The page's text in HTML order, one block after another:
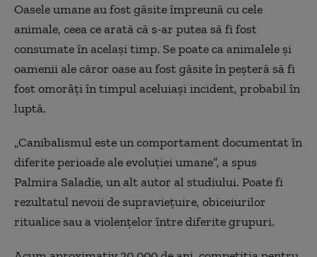
Oasele umane au fost găsite împreună cu cele
animale, ceea ce arată că s-ar putea să fi fost
consumate în același timp. Se poate ca animalele și
oamenii ale căror oase au fost găsite în peșteră să fi
fost omorâți în timpul aceluiași incident, probabil în
luptă.
„Canibalismul este un comportament documentat în
diferite perioade ale evoluției umane”, a spus
Palmira Saladie, un alt autor al studiului. Poate fi
rezultatul nevoii de supraviețuire, obiceiurilor
ritualice sau a violențelor între diferite grupuri.